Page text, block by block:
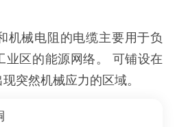
机械电阻的电缆主要用于负
业区的能源网络。 可铺设在
突然机械应力的区域。